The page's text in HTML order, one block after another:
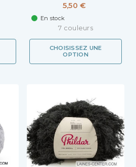
5,50 €
En stock
7 couleurs
CHOISISSEZ UNE
OPTION